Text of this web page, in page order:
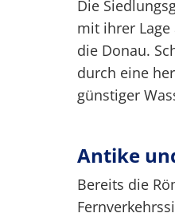
Die
mit ihrer Lage
die Donau.
durch eine
günstiger
Antike
Bereits die